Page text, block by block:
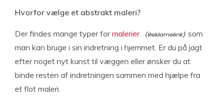
Hvorfor vælge et abstrakt maleri?
Der findes mange typer formalerier
som
man kan bruge i sin indretning i hjemmet. Er du på jagt
efter noget nyt kunst til væggen eller ønsker du at
binde resten af indretningen sammen med hjælpe fra
et flot maleri.